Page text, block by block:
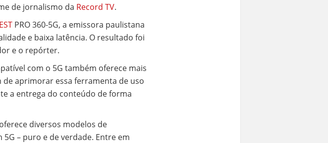
de jornalismo da Record TV.
PRO 360-5G, a emissora paulistana
e baixa latência. O resultado foi
e o repórter.
com o 5G também oferece mais
aprimorar essa ferramenta de uso
a entrega do conteúdo de forma
diversos modelos de
– puro e de verdade. Entre em